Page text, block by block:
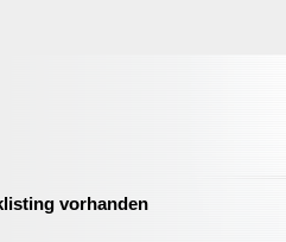
vorhanden